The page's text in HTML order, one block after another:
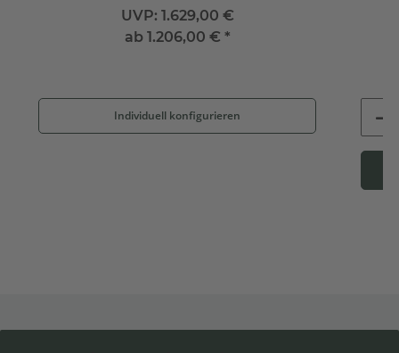
UVP: 1.629,00 €
ab 1.206,00 € *
Individuell konfigurieren